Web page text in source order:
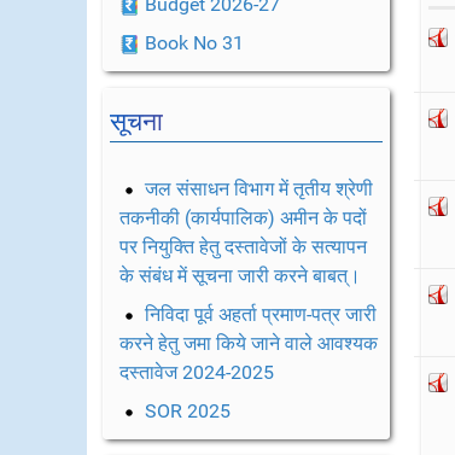
Budget 2026-27
Book No 31
सूचना
जल संसाधन विभाग में तृतीय श्रेणी
तकनीकी (कार्यपालिक) अमीन के पदों
पर नियुक्ति हेतु दस्तावेजों के सत्यापन
के संबंध में सूचना जारी करने बाबत्।
निविदा पूर्व अहर्ता प्रमाण-पत्र जारी
करने हेतु जमा किये जाने वाले आवश्यक
दस्तावेज 2024-2025
SOR 2025